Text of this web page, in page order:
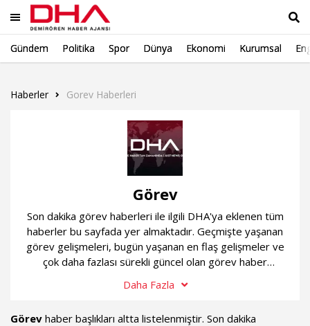
Gündem Politika Spor Dünya Ekonomi Kurumsal
Haberler Gorev Haberleri
Görev
Son dakika görev haberleri ile ilgili DHA'ya eklenen tüm
haberler bu sayfada yer almaktadır. Geçmişte yaşanan
görev gelişmeleri, bugün yaşanan en flaş gelişmeler ve
çok daha fazlası sürekli güncel olan görev haber
Daha Fazla
Görev haber başlıkları altta listelenmiştir. Son dakika